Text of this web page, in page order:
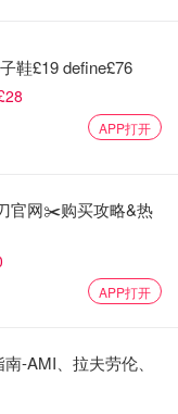
作者
时前自助退票（不
鞋£19 define£76
APP打开
官网✂️购买攻略&热
APP打开
-AMI、拉夫劳伦、